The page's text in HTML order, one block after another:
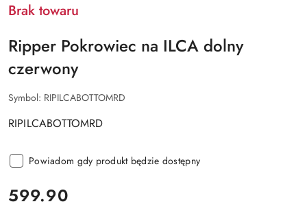
Brak towaru
Ripper Pokrowiec na ILCA dolny
czerwony
Symbol: RIPILCABOTTOMRD
RIPILCABOTTOMRD
Powiadom gdy produkt będzie dostępny
cena:
599.90